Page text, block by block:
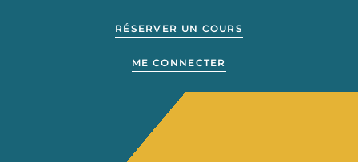
RÉSERVER UN COURS
ME CONNECTER